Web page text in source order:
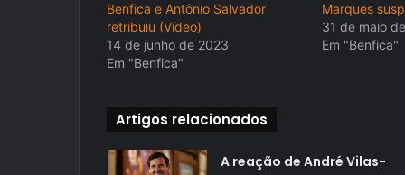
Benfica e Antônio Salvador
retribuiu (Vídeo)
14 de junho de 2023
Em "Benfica"
Marques
31 de maio
Em "Benfica"
Artigos relacionados
A reação de André Vilas-